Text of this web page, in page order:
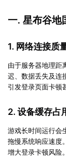
一. 星布谷地
1. 网络连接质
由于服务器地理距
迟、数据丢失及连
引发登录页面卡顿
2. 设备缓存占
游戏长时间运行会
拖慢系统响应速度
增大登录卡顿风险。